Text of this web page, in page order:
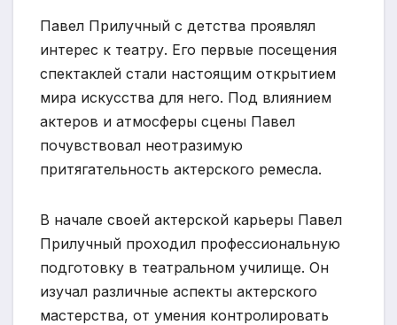
Павел Прилучный с детства проявлял
интерес к театру. Его первые посещения
спектаклей стали настоящим открытием
мира искусства для него. Под влиянием
актеров и атмосферы сцены Павел
почувствовал неотразимую
притягательность актерского ремесла.
В начале своей актерской карьеры Павел
Прилучный проходил профессиональную
подготовку в театральном училище. Он
изучал различные аспекты актерского
мастерства, от умения контролировать